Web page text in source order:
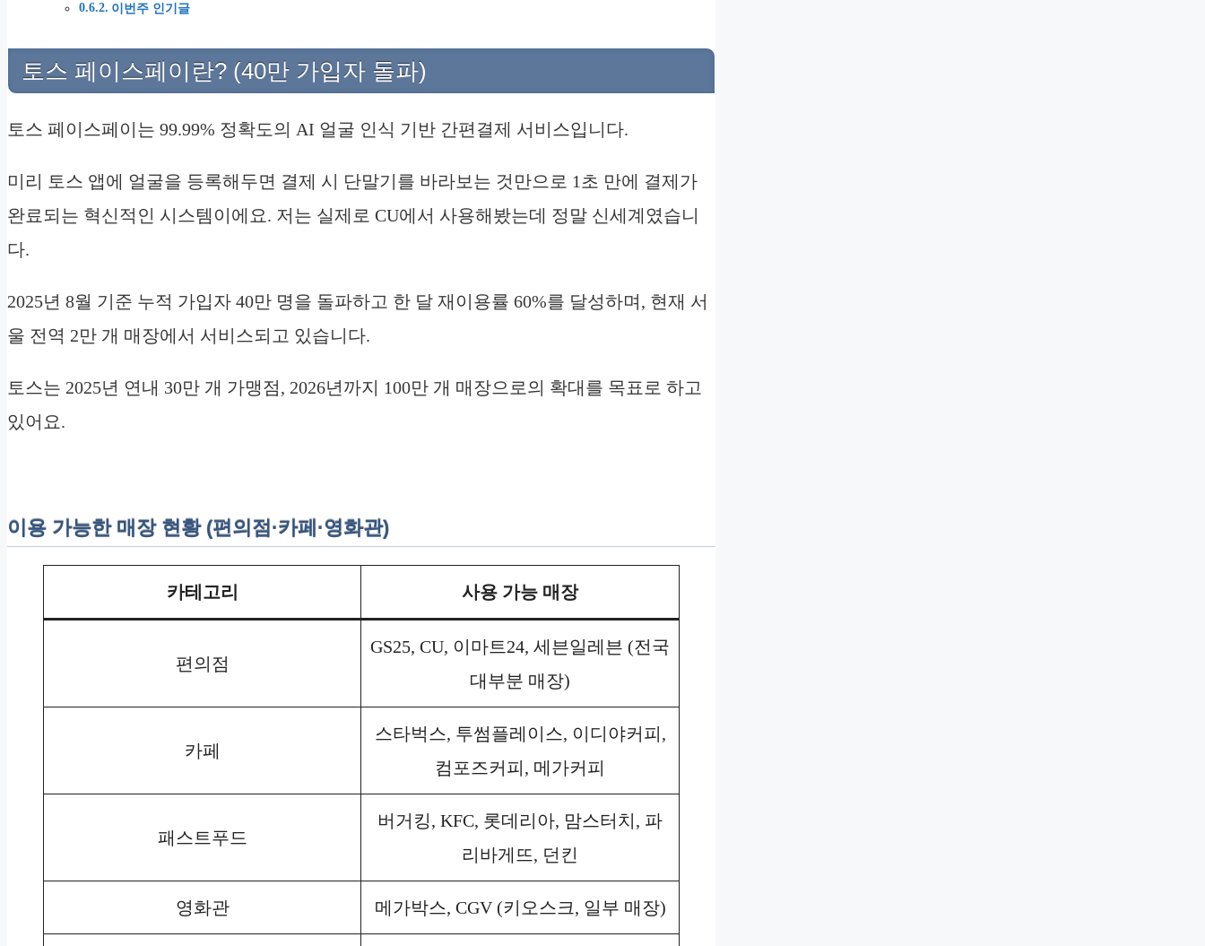
이번주 인기글
토스 페이스페이란? (40만 가입자 돌파)
토스 페이스페이는 99.99% 정확도의 AI 얼굴 인식 기반 간편결제 서비스입니다.
미리 토스 앱에 얼굴을 등록해두면 결제 시 단말기를 바라보는 것만으로 1초 만에 결제가
완료되는 혁신적인 시스템이에요. 저는 실제로 CU에서 사용해봤는데 정말 신세계였습니
다.
2025년 8월 기준 누적 가입자 40만 명을 돌파하고 한 달 재이용률 60%를 달성하며, 현재 서
울 전역 2만 개 매장에서 서비스되고 있습니다.
토스는 2025년 연내 30만 개 가맹점, 2026년까지 100만 개 매장으로의 확대를 목표로 하고
있어요.
이용 가능한 매장 현황 (편의점·카페·영화관)
카테고리 사용 가능 매장
편의점
GS25, CU, 이마트24, 세븐일레븐 (전국
대부분 매장)
카페
스타벅스, 투썸플레이스, 이디야커피,
컴포즈커피, 메가커피
패스트푸드
버거킹, KFC, 롯데리아, 맘스터치, 파
리바게뜨, 던킨
영화관 메가박스, CGV (키오스크, 일부 매장)